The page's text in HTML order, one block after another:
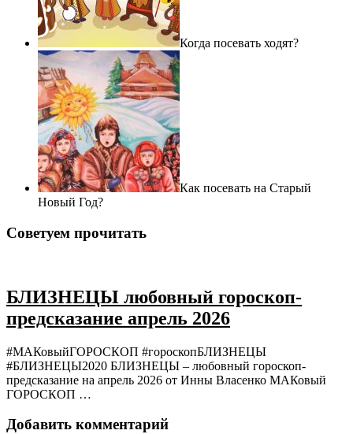
Когда посевать ходят?
Как посевать на Старый
Новый Год?
Советуем прочитать
БЛИЗНЕЦЫ любовный гороскоп-
предсказание апрель 2026
#МАКовыйГОРОСКОП #гороскопБЛИЗНЕЦЫ
#БЛИЗНЕЦЫ2020 БЛИЗНЕЦЫ – любовный гороскоп-
предсказание на апрель 2026 от Инны Власенко МАКовый
ГОРОСКОП …
Добавить комментарий